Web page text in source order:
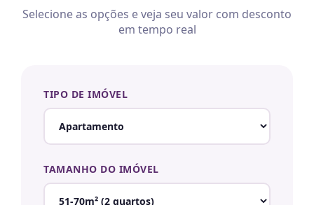
Selecione as opções e veja seu valor com desconto
em tempo real
TIPO DE IMÓVEL
TAMANHO DO IMÓVEL